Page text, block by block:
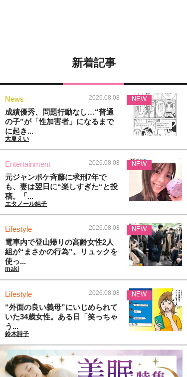
新着記事
News 2026.08.08
成績優秀、問題行動なし…“普通
の子”が「性加害者」になるまで
に起き...
大夏えい
NEW
Entertainment 2026.08.08
元ジャンポケ斉藤に求刑7年で
も、妻は翌日に“楽しすぎた“と投
稿。「...
エタノール純子
NEW
Lifestyle 2026.08.08
電車内で登山帰りの高齢女性2人
組が“まさかの行為”。リュックを
使っ...
maki
NEW
Lifestyle 2026.08.08
“外面の良い義母”にいじめられて
いた34歳女性。ある日「笑っちゃ
う...
鈴木詩子
NEW